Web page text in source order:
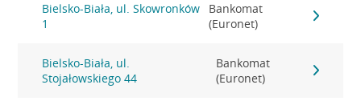
Bielsko-Biała, ul. Skowronków
1
Bankomat
(Euronet)
Bielsko-Biała, ul.
Stojałowskiego 44
Bankomat
(Euronet)